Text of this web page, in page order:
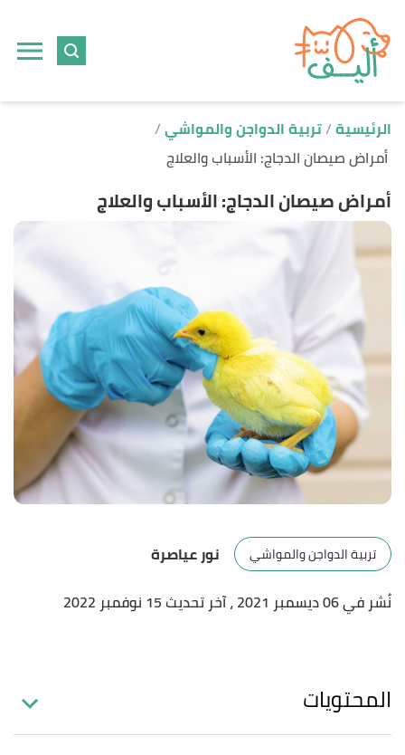
الرئيسية تربية الدواجن والمواشي
أمراض صيصان الدجاج: الأسباب والعلاج
أمراض صيصان الدجاج: الأسباب والعلاج
تربية الدواجن والمواشي
نور عياصرة
نُشر في 06 ديسمبر 2021
، آخر تحديث 15 نوفمبر 2022
المحتويات